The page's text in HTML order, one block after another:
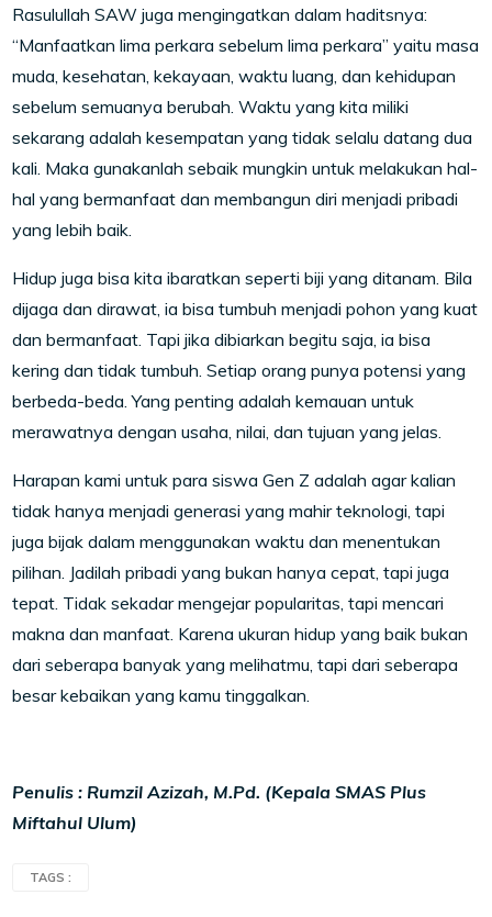
Rasulullah SAW juga mengingatkan dalam haditsnya:
“Manfaatkan lima perkara sebelum lima perkara” yaitu masa
muda, kesehatan, kekayaan, waktu luang, dan kehidupan
sebelum semuanya berubah. Waktu yang kita miliki
sekarang adalah kesempatan yang tidak selalu datang dua
kali. Maka gunakanlah sebaik mungkin untuk melakukan hal-
hal yang bermanfaat dan membangun diri menjadi pribadi
yang lebih baik.
Hidup juga bisa kita ibaratkan seperti biji yang ditanam. Bila
dijaga dan dirawat, ia bisa tumbuh menjadi pohon yang kuat
dan bermanfaat. Tapi jika dibiarkan begitu saja, ia bisa
kering dan tidak tumbuh. Setiap orang punya potensi yang
berbeda-beda. Yang penting adalah kemauan untuk
merawatnya dengan usaha, nilai, dan tujuan yang jelas.
Harapan kami untuk para siswa Gen Z adalah agar kalian
tidak hanya menjadi generasi yang mahir teknologi, tapi
juga bijak dalam menggunakan waktu dan menentukan
pilihan. Jadilah pribadi yang bukan hanya cepat, tapi juga
tepat. Tidak sekadar mengejar popularitas, tapi mencari
makna dan manfaat. Karena ukuran hidup yang baik bukan
dari seberapa banyak yang melihatmu, tapi dari seberapa
besar kebaikan yang kamu tinggalkan.
Penulis : Rumzil Azizah, M.Pd. (Kepala SMAS Plus
Miftahul Ulum)
TAGS :